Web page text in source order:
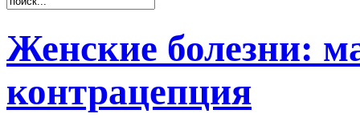
Женские болезни:
контрацепция